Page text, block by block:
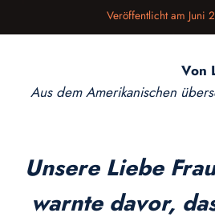
Veröffentlicht am Juni
Von
Aus dem Amerikanischen
Unsere Liebe
warnte davor,